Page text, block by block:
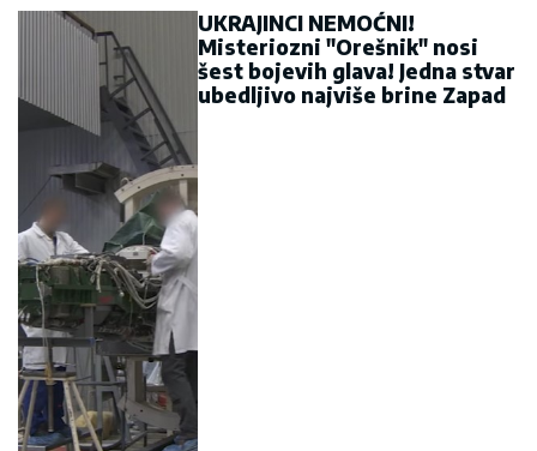
UKRAJINCI NEMOĆNI!
Misteriozni "Orešnik" nosi
šest bojevih glava! Jedna stvar
ubedljivo najviše brine Zapad